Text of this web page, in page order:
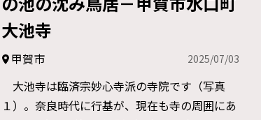
大池寺
甲賀市 2025/07/03
大池寺は臨済宗妙心寺派の寺院です（写真
１）。奈良時代に行基が、現在も寺の周囲にあ